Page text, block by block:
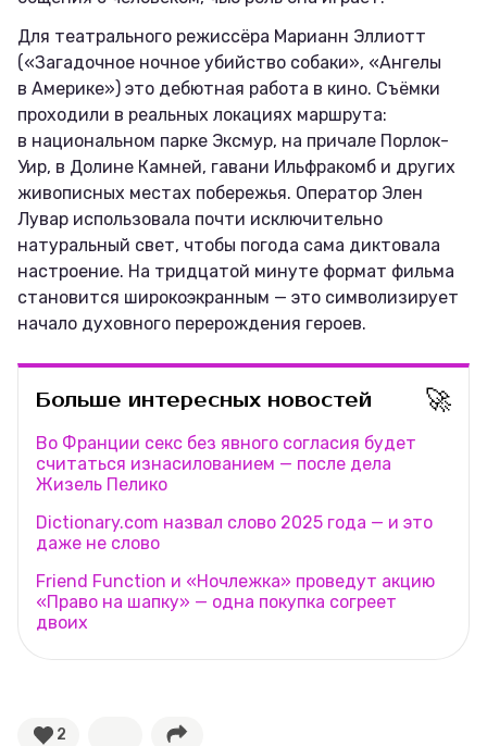
Для театрального режиссёра Марианн Эллиотт
(«Загадочное ночное убийство собаки», «Ангелы
в Америке») это дебютная работа в кино. Съёмки
проходили в реальных локациях маршрута:
в национальном парке Эксмур, на причале Порлок-
Уир, в Долине Камней, гавани Ильфракомб и других
живописных местах побережья. Оператор Элен
Лувар использовала почти исключительно
натуральный свет, чтобы погода сама диктовала
настроение. На тридцатой минуте формат фильма
становится широкоэкранным — это символизирует
начало духовного перерождения героев.
Больше интересных новостей 🚀
Во Франции секс без явного согласия будет
считаться изнасилованием — после дела
Жизель Пелико
Dictionary.com назвал слово 2025 года — и это
даже не слово
Friend Function и «Ночлежка» проведут акцию
«Право на шапку» — одна покупка согреет
двоих
2